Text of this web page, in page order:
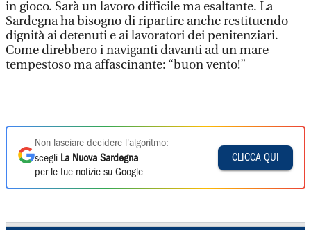
in gioco. Sarà un lavoro difficile ma esaltante. La
Sardegna ha bisogno di ripartire anche restituendo
dignità ai detenuti e ai lavoratori dei penitenziari.
Come direbbero i naviganti davanti ad un mare
tempestoso ma affascinante: “buon vento!”
Non lasciare decidere l'algoritmo:
scegli La Nuova Sardegna
per le tue notizie su Google
CLICCA QUI